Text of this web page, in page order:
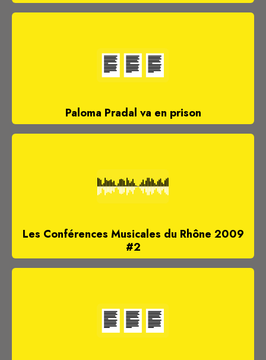
Paloma Pradal va en prison
Les Conférences Musicales du Rhône 2009
#2